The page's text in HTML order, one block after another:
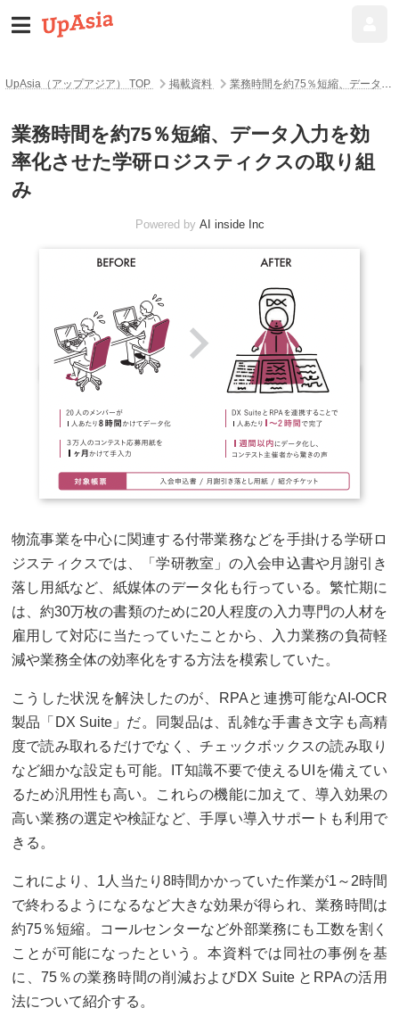
UpAsia（アップアジア） TOP 掲載資料 業務時間を約75％短縮、データ入力を効率化させた学研ロジスティクスの取り組み
業務時間を約75％短縮、データ入力を効
率化させた学研ロジスティクスの取り組
み
Powered by AI inside Inc
物流事業を中心に関連する付帯業務などを手掛ける学研ロ
ジスティクスでは、「学研教室」の入会申込書や月謝引き
落し用紙など、紙媒体のデータ化も行っている。繁忙期に
は、約30万枚の書類のために20人程度の入力専門の人材を
雇用して対応に当たっていたことから、入力業務の負荷軽
減や業務全体の効率化をする方法を模索していた。
こうした状況を解決したのが、RPAと連携可能なAI-OCR
製品「DX Suite」だ。同製品は、乱雑な手書き文字も高精
度で読み取れるだけでなく、チェックボックスの読み取り
など細かな設定も可能。IT知識不要で使えるUIを備えてい
るため汎用性も高い。これらの機能に加えて、導入効果の
高い業務の選定や検証など、手厚い導入サポートも利用で
きる。
これにより、1人当たり8時間かかっていた作業が1～2時間
で終わるようになるなど大きな効果が得られ、業務時間は
約75％短縮。コールセンターなど外部業務にも工数を割く
ことが可能になったという。本資料では同社の事例を基
に、75％の業務時間の削減およびDX Suite とRPAの活用
法について紹介する。